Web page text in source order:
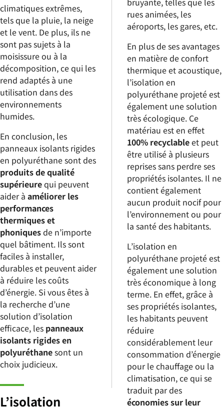
climatiques extrêmes,
tels que la pluie, la neige
et le vent. De plus, ils ne
sont pas sujets à la
moisissure ou à la
décomposition, ce qui les
rend adaptés à une
utilisation dans des
environnements
humides.
En conclusion, les
panneaux isolants rigides
en polyuréthane sont des
produits de qualité
supérieurequi peuvent
aider à améliorer les
performances
thermiques et
phoniquesde n’importe
quel bâtiment. Ils sont
faciles à installer,
durables et peuvent aider
à réduire les coûts
d’énergie. Si vous êtes à
la recherche d’une
solution d’isolation
efficace, les panneaux
isolants rigides en
polyuréthanesont un
choix judicieux.
L’isolation
rues animées, les
aéroports, les gares, etc.
En plus de ses avantages
en matière de confort
thermique et acoustique,
l’isolation en
polyuréthane projeté est
également une solution
très écologique. Ce
matériau est en effet
100% recyclableet peut
être utilisé à plusieurs
reprises sans perdre ses
propriétés isolantes. Il ne
contient également
aucun produit nocif pour
l’environnement ou pour
la santé des habitants.
L’isolation en
polyuréthane projeté est
également une solution
très économique à long
terme. En effet, grâce à
ses propriétés isolantes,
les habitants peuvent
réduire
considérablement leur
consommation d’énergie
pour le chauffage ou la
climatisation, ce qui se
traduit par des
économies sur leur